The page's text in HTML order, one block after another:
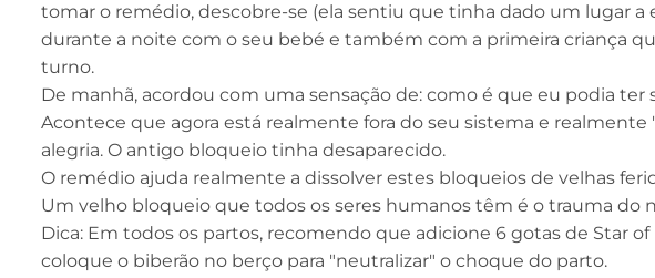
tomar o remédio, descobre-se (ela sentiu que tinha dado um lugar a
durante a noite com o seu bebé e também com a primeira criança
turno.
De manhã, acordou com uma sensação de: como é que eu podia
Acontece que agora está realmente fora do seu sistema e realmente
alegria. O antigo bloqueio tinha desaparecido.
O remédio ajuda realmente a dissolver estes bloqueios de velhas
Um velho bloqueio que todos os seres humanos têm é o trauma do
Dica: Em todos os partos, recomendo que adicione 6 gotas de Star
coloque o biberão no berço para "neutralizar" o choque do parto.